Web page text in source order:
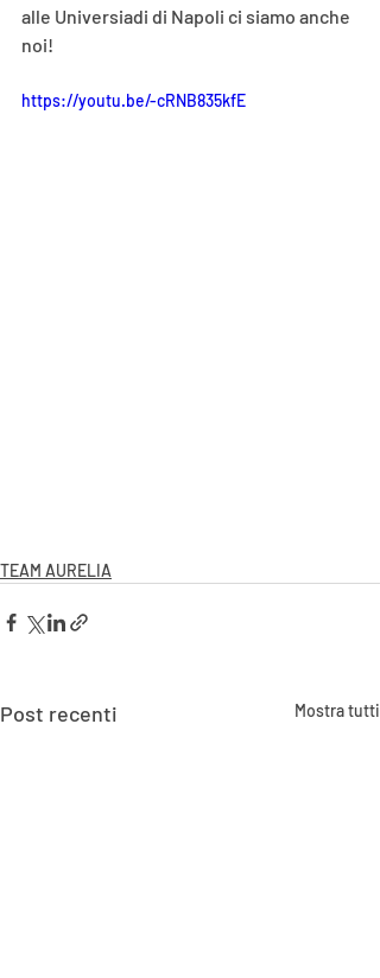
alle Universiadi di Napoli ci siamo anche
noi!
https://youtu.be/-cRNB835kfE
TEAM AURELIA
Post recenti Mostra tutti